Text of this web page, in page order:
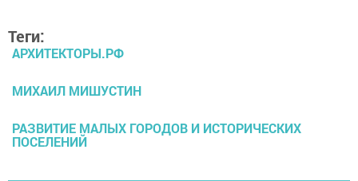
Теги:
АРХИТЕКТОРЫ.РФ
МИХАИЛ МИШУСТИН
РАЗВИТИЕ МАЛЫХ ГОРОДОВ И ИСТОРИЧЕСКИХ
ПОСЕЛЕНИЙ